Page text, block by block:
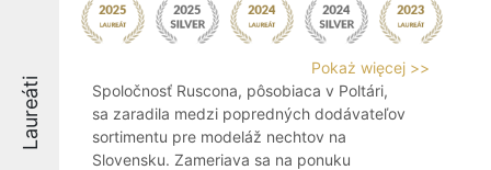
Laureáti
Pokaż więcej >>
Spoločnosť Ruscona, pôsobiaca v Poltári,
sa zaradila medzi popredných dodávateľov
sortimentu pre modeláž nechtov na
Slovensku. Zameriava sa na ponuku